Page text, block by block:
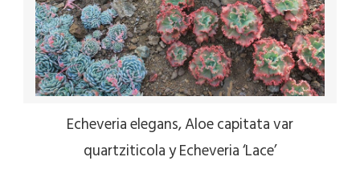
Echeveria elegans, Aloe capitata var
quartziticola y Echeveria ‘Lace’